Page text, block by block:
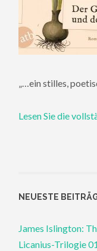
„…ein stilles,
Lesen Sie die
NEUESTE
James Islington:
Licanius-Trilogie 01